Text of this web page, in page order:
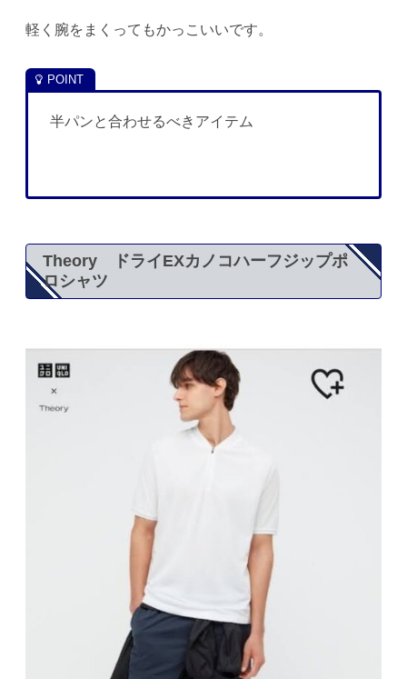
軽く腕をまくってもかっこいいです。
半パンと合わせるべきアイテム
Theory ドライEXカノコハーフジップポ
ロシャツ